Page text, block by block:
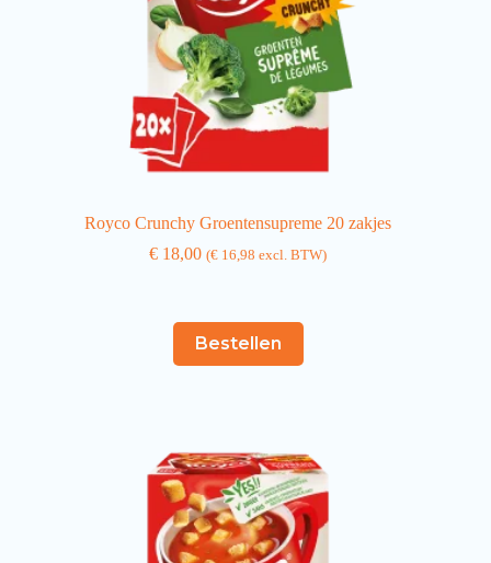
Royco Crunchy Groentensupreme 20 zakjes
€ 18,00 (€ 16,98 excl. BTW)
Bestellen